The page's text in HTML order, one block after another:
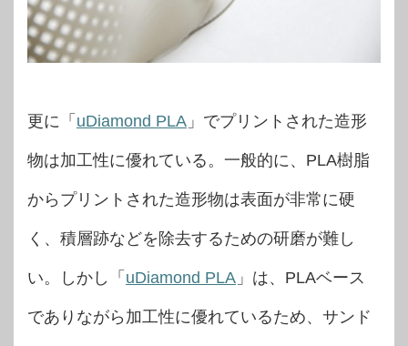
更に「 uDiamond PLA 」でプリントされた造形
物は加工性に優れている。一般的に、PLA樹脂
からプリントされた造形物は表面が非常に硬
く、積層跡などを除去するための研磨が難し
い。しかし「 uDiamond PLA 」は、PLAベース
でありながら加工性に優れているため、サンド